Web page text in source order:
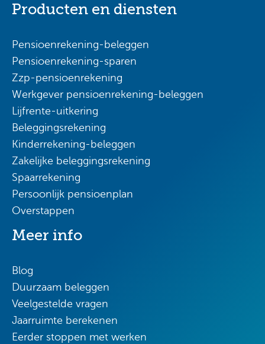
Producten en diensten
Pensioenrekening-beleggen
Pensioenrekening-sparen
Zzp-pensioenrekening
Werkgever pensioenrekening-beleggen
Lijfrente-uitkering
Beleggingsrekening
Kinderrekening-beleggen
Zakelijke beleggingsrekening
Spaarrekening
Persoonlijk pensioenplan
Overstappen
Meer info
Blog
Duurzaam beleggen
Veelgestelde vragen
Jaarruimte berekenen
Eerder stoppen met werken